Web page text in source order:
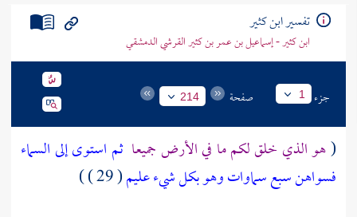
تفسير ابن كثير
ابن كثير - إسماعيل بن عمر بن كثير القرشي الدمشقي
جزء 1 صفحة 214
(هو الذي خلق لكم ما في الأرض جميعا ثم استوى إلى السماء
فسواهن سبع سماوات وهو بكل شيء عليم( 29 ) )